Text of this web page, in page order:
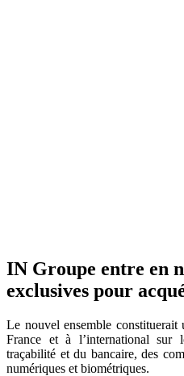
IN Groupe entre en
exclusives pour
Le nouvel ensemble constituerait
France et à l’international sur
traçabilité et du bancaire, des
numériques et biométriques.